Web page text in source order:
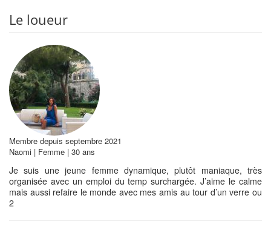
Le loueur
Membre depuis septembre 2021
Naomi | Femme | 30 ans
Je suis une jeune femme dynamique, plutôt maniaque, très
organisée avec un emploi du temp surchargée. J’aime le calme
mais aussi refaire le monde avec mes amis au tour d’un verre ou
2